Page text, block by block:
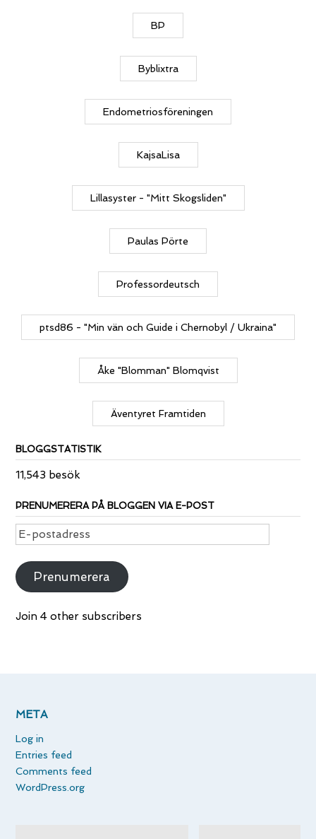
BP
Byblixtra
Endometriosföreningen
KajsaLisa
Lillasyster - "Mitt Skogsliden"
Paulas Pörte
Professordeutsch
ptsd86 - "Min vän och Guide i Chernobyl / Ukraina"
Åke "Blomman" Blomqvist
Äventyret Framtiden
BLOGGSTATISTIK
11,543 besök
PRENUMERERA PÅ BLOGGEN VIA E-POST
E-
postadress
Prenumerera
Join 4 other subscribers
META
Log in
Entries feed
Comments feed
WordPress.org